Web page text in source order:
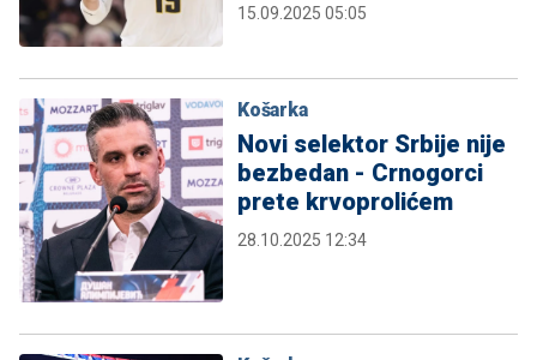
15.09.2025 05:05
Košarka
Novi selektor Srbije nije
bezbedan - Crnogorci
prete krvoprolićem
28.10.2025 12:34